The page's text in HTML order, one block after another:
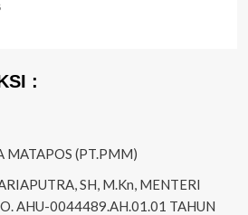
:
MATAPOS (PT.PMM)
SH, M.Kn, MENTERI
AHU-0044489.AH.01.01 TAHUN